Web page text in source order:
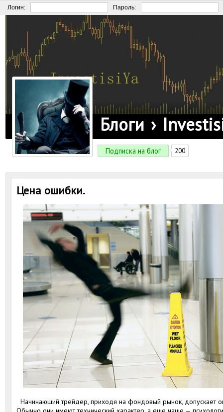
Логин: Пароль:
Блоги ›
Подписка на блог 200
Цена ошибки.
Начинающий трейдер, приходя на фондовый рынок, допускает